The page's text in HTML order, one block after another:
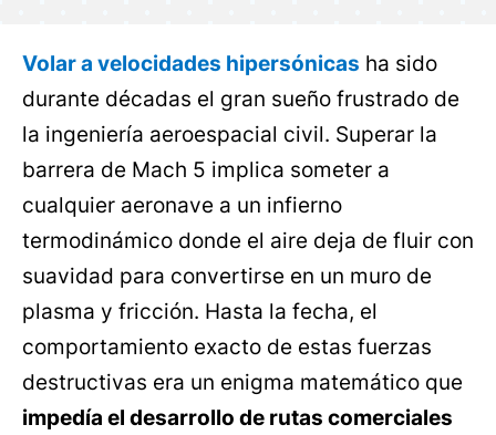
Volar a velocidades hipersónicas ha sido
durante décadas el gran sueño frustrado de
la ingeniería aeroespacial civil. Superar la
barrera de Mach 5 implica someter a
cualquier aeronave a un infierno
termodinámico donde el aire deja de fluir con
suavidad para convertirse en un muro de
plasma y fricción. Hasta la fecha, el
comportamiento exacto de estas fuerzas
destructivas era un enigma matemático que
impedía el desarrollo de rutas comerciales